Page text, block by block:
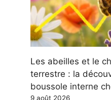
Les abeilles et le
terrestre : la
boussole interne
9 août 2026